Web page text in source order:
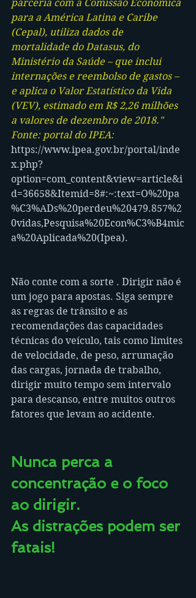
parceria com a Comissão Econômica
para a América Latina e Caribe
(Cepal), utiliza dados de
mortalidade do Datasus, do
Ministério da Saúde – que inclui
internações e reembolso de gastos –
e aplica o Valor Estatístico da Vida
(VEV), estimado em R$ 2,26 milhões
a valores de dezembro de 2018."
Fonte: portal do IPEA:
https://www.ipea.gov.br/portal/inde
x.php?
option=com_content&view=article&i
d=36658&Itemid=8#:~:text=O%20pa
%C3%ADs%20perdeu%20479.857%2
0vidas,Pesquisa%20Econ%C3%B4mic
a%20Aplicada%20(Ipea).
Não conte com a sorte . Dirigir não é
um jogo para apostas. Siga sempre
as regras de trânsito e as
recomendações das capacidades
técnicas do veículo, tais como limites
de velocidade, de peso, arrumação
das cargas, jornada de trabalho,
dirigir muito tempo sem intervalo
para descanso, entre muitos outros
fatores que levam ao acidente.
Nunca perca a
concentração e o foco
ao dirigir.
As distrações podem ser
fatais!